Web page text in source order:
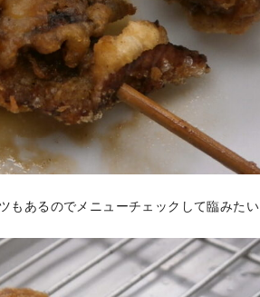
もあるのでメニューチェックして臨みたい